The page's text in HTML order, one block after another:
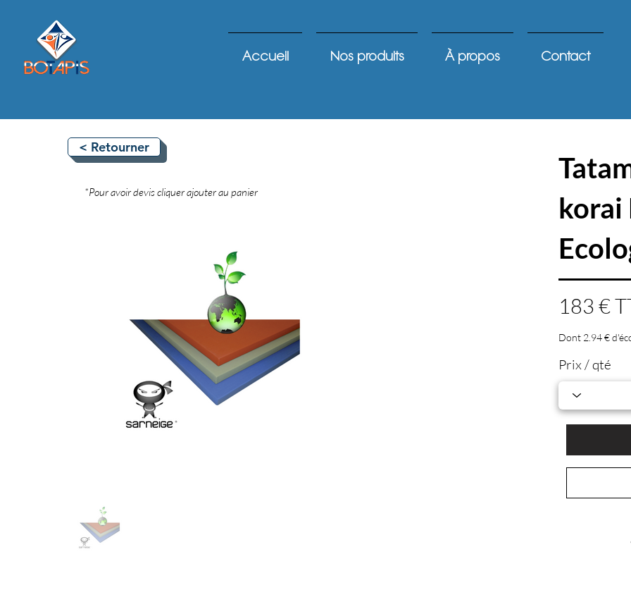
Accueil Nos produits À propos Contact
< Retourner
*Pour avoir devis cliquer ajouter au panier
korai
183 €
Dont 2.94 €
Prix / qté